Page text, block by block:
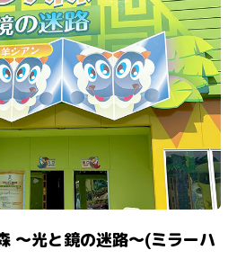
～光と鏡の迷路～(ミラーハ